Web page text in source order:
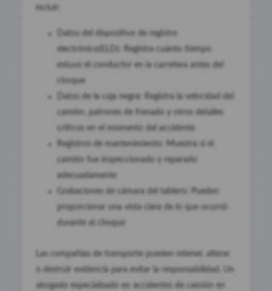
Datos del dispositivo de registro
electrónico(ELD): Registra cuánto tiempo
estuvo el conductor en la carretera antes del
choque
Datos de la caja negra: Registra la velocidad del
camión, patrones de frenado y otros detalles
críticos en el momento del accidente
Registros de mantenimiento: Muestra si el
camión fue inspeccionado y reparado
adecuadamente
Grabaciones de cámara del tablero: Pueden
proporcionar una vista clara de lo que ocurrió
durante el choque
Las compañías de transporte pueden retener, alterar
o destruir evidencia para evitar la responsabilidad. Un
abogado especializado en accidentes de camión en